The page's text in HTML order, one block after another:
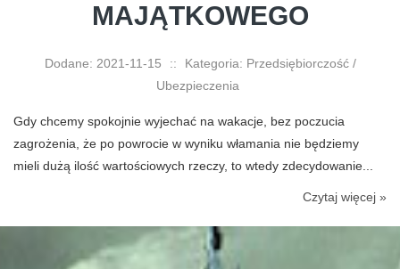
MAJĄTKOWEGO
Dodane: 2021-11-15 ::
Kategoria: Przedsiębiorczość /
Ubezpieczenia
Gdy chcemy spokojnie wyjechać na wakacje, bez poczucia
zagrożenia, że po powrocie w wyniku włamania nie będziemy
mieli dużą ilość wartościowych rzeczy, to wtedy zdecydowanie...
Czytaj więcej »